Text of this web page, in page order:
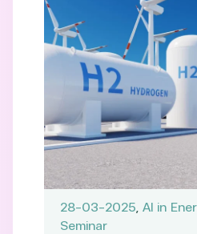
28-03-2025, AI in
Seminar